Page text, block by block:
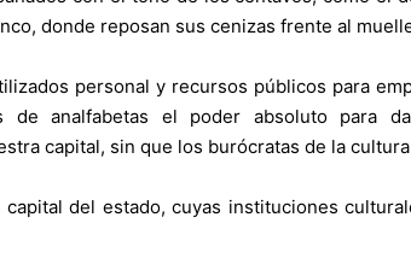
donde reposan sus cenizas frente al
personal y recursos públicos para
de analfabetas el poder absoluto para
capital, sin que los burócratas de la
del estado, cuyas instituciones